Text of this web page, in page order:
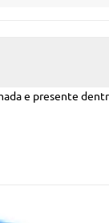
e presente